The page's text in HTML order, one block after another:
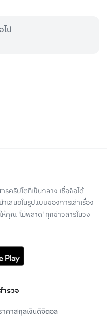
ไป
รคริปโตที่เป็นกลาง เชื่อถือได้
เสนอในรูปแบบของการเล่าเรื่อง
ห้คุณ 'ไม่พลาด' ทุกข่าวสารในวง
ำรวจ
าคาสกุลเงินดิจิตอล